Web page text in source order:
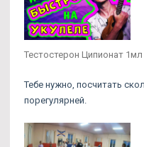
Тестостерон Ципионат
Тебе нужно, посчитать
порегулярней.